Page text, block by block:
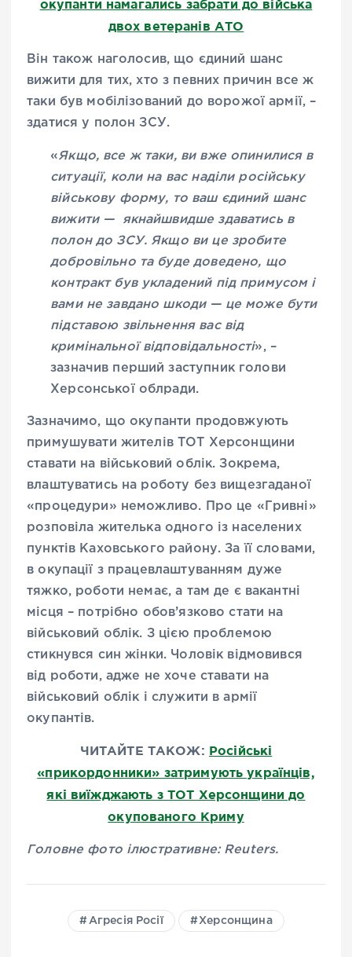
окупанти намагались забрати до війська
двох ветеранів АТО
Він також наголосив, що єдиний шанс
вижити для тих, хто з певних причин все ж
таки був мобілізований до ворожої армії, –
здатися у полон ЗСУ.
« Якщо, все ж таки, ви вже опинилися в
ситуації, коли на вас наділи російську
військову форму, то ваш єдиний шанс
вижити — якнайшвидше здаватись в
полон до ЗСУ. Якщо ви це зробите
добровільно та буде доведено, що
контракт був укладений під примусом і
вами не завдано шкоди — це може бути
підставою звільнення вас від
кримінальної відповідальності», –
зазначив перший заступник голови
Херсонської облради.
Зазначимо, що окупанти продовжують
примушувати жителів ТОТ Херсонщини
ставати на військовий облік. Зокрема,
влаштуватись на роботу без вищезгаданої
«процедури» неможливо. Про це «Гривні»
розповіла жителька одного із населених
пунктів Каховського району. За її словами,
в окупації з працевлаштуванням дуже
тяжко, роботи немає, а там де є вакантні
місця – потрібно обов’язково стати на
військовий облік. З цією проблемою
стикнувся син жінки. Чоловік відмовився
від роботи, адже не хоче ставати на
військовий облік і служити в армії
окупантів.
ЧИТАЙТЕ ТАКОЖ: Російські
«прикордонники» затримують українців,
які виїжджають з ТОТ Херсонщини до
окупованого Криму
Головне фото ілюстративне: Reuters.
Агресія Росії Херсонщина